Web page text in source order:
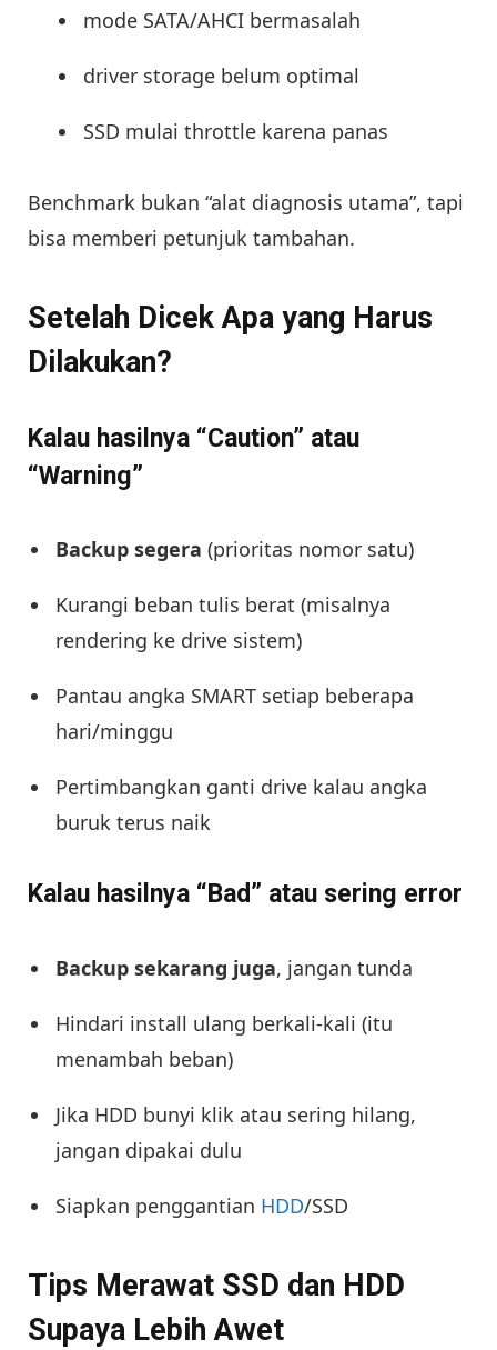
mode SATA/AHCI bermasalah
driver storage belum optimal
SSD mulai throttle karena panas
Benchmark bukan “alat diagnosis utama”, tapi
bisa memberi petunjuk tambahan.
Setelah Dicek Apa yang Harus
Dilakukan?
Kalau hasilnya “Caution” atau
“Warning”
Backup segera (prioritas nomor satu)
Kurangi beban tulis berat (misalnya
rendering ke drive sistem)
Pantau angka SMART setiap beberapa
hari/minggu
Pertimbangkan ganti drive kalau angka
buruk terus naik
Kalau hasilnya “Bad” atau sering error
Backup sekarang juga, jangan tunda
Hindari install ulang berkali-kali (itu
menambah beban)
Jika HDD bunyi klik atau sering hilang,
jangan dipakai dulu
Siapkan penggantian HDD/SSD
Tips Merawat SSD dan HDD
Supaya Lebih Awet